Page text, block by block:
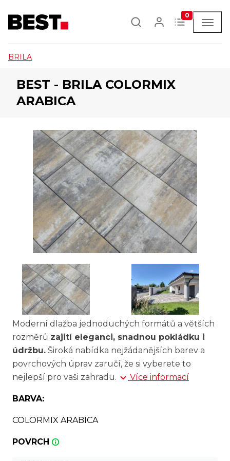
0
BRILA
BEST - BRILA COLORMIX
ARABICA
Moderní dlažba jednoduchých formátů a větších
rozměrů zajití eleganci, snadnou pokládku i
údržbu. Široká nabídka nejžádanějších barev a
povrchových úprav zaručí, že si vyberete to
nejlepší pro vaši zahradu.
Více informací
BARVA:
COLORMIX ARABICA
POVRCH